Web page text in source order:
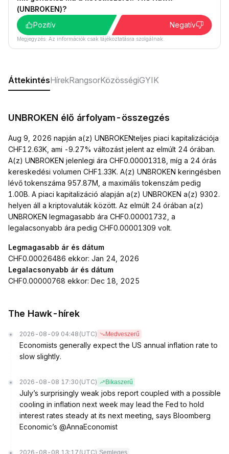
(UNBROKEN)?
Pozitív
Negatív
Megjegyzés: Az információk csak tájékoztatásra szolgálnak.
ÁttekintésHírekRangsorKözösségiGYIK
UNBROKEN élő árfolyam-összegzés
Aug 9, 2026 napján a(z) UNBROKENteljes piaci kapitalizációja
CHF12.63K, ami -9.27% változást jelent az elmúlt 24 órában.
A(z) UNBROKEN jelenlegi ára CHF0.00001318, míg a 24 órás
kereskedési volumen CHF1.33K. A(z) UNBROKEN keringésben
lévő tokenszáma 957.87M, a maximális tokenszám pedig
1.00B. A piaci kapitalizáció alapján a(z) UNBROKEN a(z) 9302.
helyen áll a kriptovaluták között. Az elmúlt 24 órában a(z)
UNBROKEN legmagasabb ára CHF0.00001732, a
legalacsonyabb ára pedig CHF0.00001309 volt.
Legmagasabb ár és dátum
CHF0.00026486 ekkor: Jan 24, 2026
Legalacsonyabb ár és dátum
CHF0.00000768 ekkor: Dec 18, 2025
The Hawk-hírek
2026-08-09 04:48 (UTC) Medveszerű
Economists generally expect the US annual inflation rate to
slow slightly.
2026-08-08 17:30 (UTC) Bikaszerű
July’s surprisingly weak jobs report coupled with a possible
cooling in inflation next week may lead the Fed to hold
interest rates steady at its next meeting, says Bloomberg
Economic’s @AnnaEconomist
2026-08-08 13:17 (UTC) Semleges